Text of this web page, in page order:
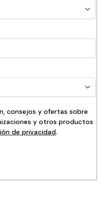
consejos y ofertas sobre
y otros productos
de privacidad.